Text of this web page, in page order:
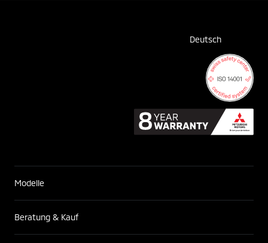
Deutsch
Modelle
Beratung & Kauf